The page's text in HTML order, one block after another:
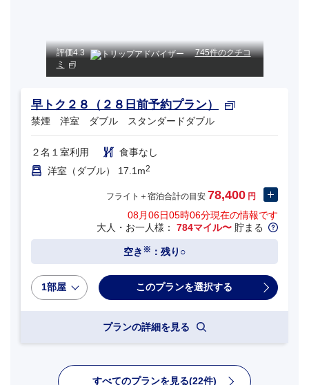
評価4.3
745件のクチコ
ミ
早トク２８（２８日前予約プラン）
禁煙 洋室 ダブル スタンダードダブル
２名１室利用
食事なし
洋室（ダブル） 17.1m2
フライト＋宿泊合計の目安 78,400 円
08月06日05時06分現在の情報です
大人・お一人様： 784マイル〜 貯まる
空き ※ ：残り○
1部屋
プランの詳細を見る
すべてのプランを見る(22件)